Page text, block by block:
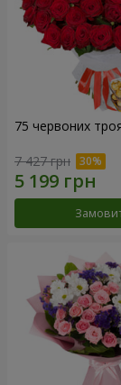
75 червоних
7 427 грн